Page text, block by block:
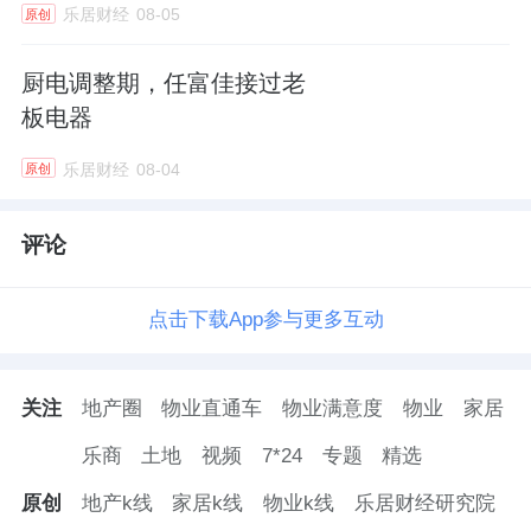
原创 乐居财经 08-05
厨电调整期，任富佳接过老
板电器
原创 乐居财经 08-04
评论
点击下载App参与更多互动
关注 地产圈 物业直通车 物业满意度 物业 家居
乐商 土地 视频 7*24 专题 精选
原创 地产k线 家居k线 物业k线 乐居财经研究院